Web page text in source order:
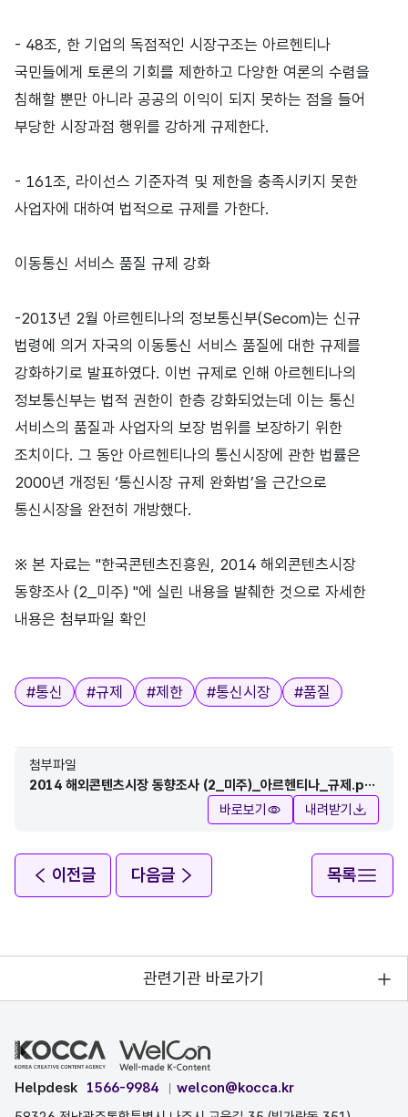
- 48조, 한 기업의 독점적인 시장구조는 아르헨티나
국민들에게 토론의 기회를 제한하고 다양한 여론의 수렴을
침해할 뿐만 아니라 공공의 이익이 되지 못하는 점을 들어
부당한 시장과점 행위를 강하게 규제한다.
- 161조, 라이선스 기준자격 및 제한을 충족시키지 못한
사업자에 대하여 법적으로 규제를 가한다.
이동통신 서비스 품질 규제 강화
-2013년 2월 아르헨티나의 정보통신부(Secom)는 신규
법령에 의거 자국의 이동통신 서비스 품질에 대한 규제를
강화하기로 발표하였다. 이번 규제로 인해 아르헨티나의
정보통신부는 법적 권한이 한층 강화되었는데 이는 통신
서비스의 품질과 사업자의 보장 범위를 보장하기 위한
조치이다. 그 동안 아르헨티나의 통신시장에 관한 법률은
2000년 개정된 ‘통신시장 규제 완화법’을 근간으로
통신시장을 완전히 개방했다.
※ 본 자료는 "한국콘텐츠진흥원, 2014 해외콘텐츠시장
동향조사 (2_미주) "에 실린 내용을 발췌한 것으로 자세한
내용은 첨부파일 확인
태그
#통신 #규제 #제한 #통신시장 #품질
첨부파일
2014 해외콘텐츠시장 동향조사 (2_미주)_아르헨티나_규제.pd
바로보기 내려받기
이전글 다음글 목록
관련기관 바로가기
Helpdesk 1566-9984
welcon@kocca.kr